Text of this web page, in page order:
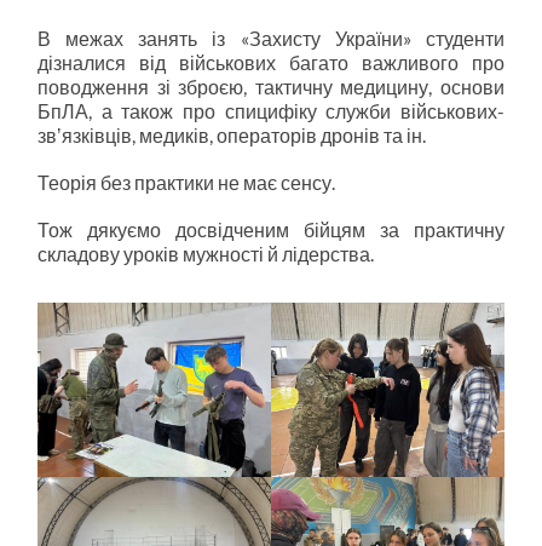
В межах занять із «Захисту України» студенти
дізналися від військових багато важливого про
поводження зі зброєю, тактичну медицину, основи
БпЛА, а також про спицифіку служби військових-
звʼязківців, медиків, операторів дронів та ін.
Теорія без практики не має сенсу.
Тож дякуємо досвідченим бійцям за практичну
складову уроків мужності й лідерства.